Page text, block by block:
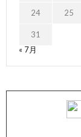
24 25
31
« 7月